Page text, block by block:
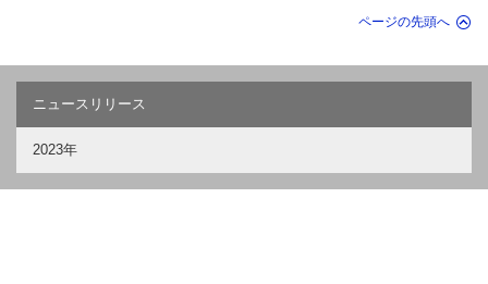
ページの先頭へ
ニュースリリース
2023年